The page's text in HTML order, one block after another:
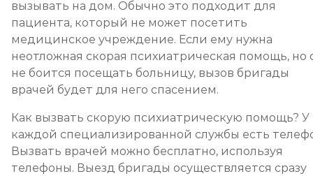
вызывать на дом. Обычно это подходит для
пациента, который не может посетить
медицинское учреждение. Если ему нужна
неотложная скорая психиатрическая помощь, но
не боится посещать больницу, вызов бригады
врачей будет для него спасением.
Как вызвать скорую психиатрическую помощь? У
каждой специализированной службы есть
Вызвать врачей можно бесплатно, используя
телефоны. Выезд бригады осуществляется сразу